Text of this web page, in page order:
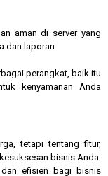
aman di server yang
dan laporan.
perangkat, baik itu
kenyamanan Anda
tetapi tentang fitur,
bisnis Anda.
dan efisien bagi bisnis